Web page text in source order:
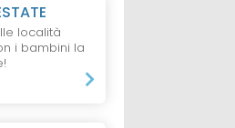
località
i bambini la